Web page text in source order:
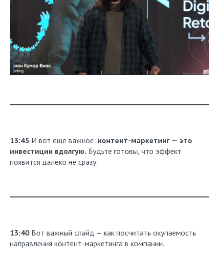
13:45 И вот ещё важное: контент-маркетинг — это
инвестиции вдолгую. Будьте готовы, что эффект
появится далеко не сразу.
13:40 Вот важный слайд — как посчитать окупаемость
направления контент-маркетинга в компании.